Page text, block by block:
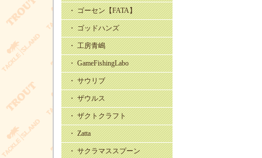
・ ゴーセン【FATA】
・ ゴッドハンズ
・ 工房青嶋
・ GameFishingLabo
・ サウリブ
・ ザウルス
・ ザクトクラフト
・ Zatta
・ サクラマススプーン